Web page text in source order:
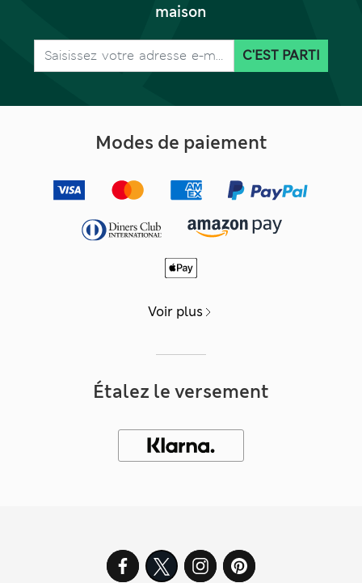
maison
C'EST PARTI
Modes de paiement
Voir plus
Étalez le versement